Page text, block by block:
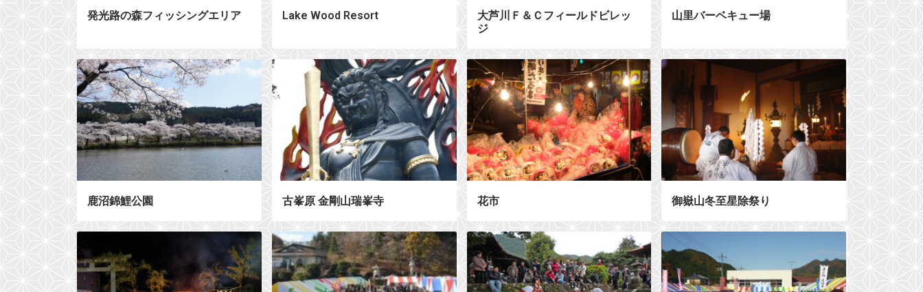
発光路の森フィッシングエリア Lake Wood Resort
大芦川Ｆ＆Ｃフィールドビレッ
ジ
山里バーベキュー場
鹿沼錦鯉公園 古峯原 金剛山瑞峯寺 花市 御嶽山冬至星除祭り